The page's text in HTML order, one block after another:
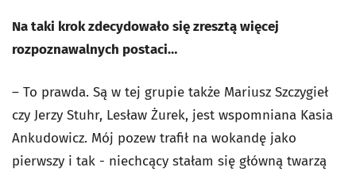
Na taki krok zdecydowało się zresztą więcej
rozpoznawalnych postaci…
– To prawda. Są w tej grupie także Mariusz Szczygieł
czy Jerzy Stuhr, Lesław Żurek, jest wspomniana Kasia
Ankudowicz. Mój pozew trafił na wokandę jako
pierwszy i tak - niechcący stałam się główną twarzą